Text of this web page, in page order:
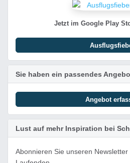
Jetzt im Google Play
Sie haben ein passendes
Angebot
Lust auf mehr Inspiration bei
Abonnieren Sie unseren